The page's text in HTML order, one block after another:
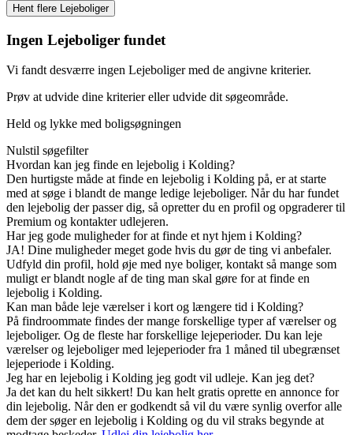
Ingen Lejeboliger fundet
Vi fandt desværre ingen Lejeboliger med de angivne kriterier.
Prøv at udvide dine kriterier eller udvide dit søgeområde.
Held og lykke med boligsøgningen
Nulstil søgefilter
Hvordan kan jeg finde en lejebolig i Kolding?
Den hurtigste måde at finde en lejebolig i Kolding på, er at starte
med at søge i blandt de mange ledige lejeboliger. Når du har fundet
den lejebolig der passer dig, så opretter du en profil og opgraderer til
Premium og kontakter udlejeren.
Har jeg gode muligheder for at finde et nyt hjem i Kolding?
JA! Dine muligheder meget gode hvis du gør de ting vi anbefaler.
Udfyld din profil, hold øje med nye boliger, kontakt så mange som
muligt er blandt nogle af de ting man skal gøre for at finde en
lejebolig i Kolding.
Kan man både leje værelser i kort og længere tid i Kolding?
På findroommate findes der mange forskellige typer af værelser og
lejeboliger. Og de fleste har forskellige lejeperioder. Du kan leje
værelser og lejeboliger med lejeperioder fra 1 måned til ubegrænset
lejeperiode i Kolding.
Jeg har en lejebolig i Kolding jeg godt vil udleje. Kan jeg det?
Ja det kan du helt sikkert! Du kan helt gratis oprette en annonce for
din lejebolig. Når den er godkendt så vil du være synlig overfor alle
dem der søger en lejebolig i Kolding og du vil straks begynde at